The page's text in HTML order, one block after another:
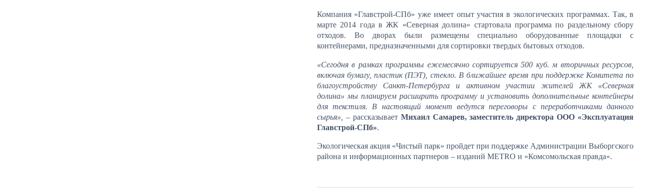
Компания «Главстрой-СПб» уже имеет опыт участия в экологических программах. Так, в
марте 2014 года в ЖК «Северная долина» стартовала программа по раздельному сбору
отходов. Во дворах были размещены специально оборудованные площадки с
контейнерами, предназначенными для сортировки твердых бытовых отходов.
«Сегодня в рамках программы ежемесячно сортируется 500 куб. м вторичных ресурсов,
включая бумагу, пластик (ПЭТ), стекло. В ближайшее время при поддержке Комитета по
благоустройству Санкт-Петербурга и активном участии жителей ЖК «Северная
долина» мы планируем расширить программу и установить дополнительные контейнеры
для текстиля. В настоящий момент ведутся переговоры с переработчиками данного
сырья»,
– рассказывает ‎ Михаил Самарев, заместитель директора ООО «Эксплуатация
Главстрой-СПб».
Экологическая акция «Чистый парк» пройдет при поддержке Администрации Выборгского
района и информационных партнеров – изданий METRO и «Комсомольская правда».